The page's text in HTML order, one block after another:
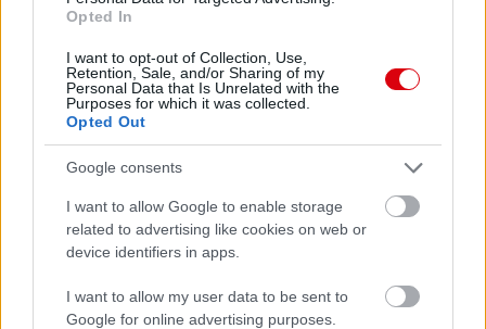
Opted In
I want to opt-out of Collection, Use,
Retention, Sale, and/or Sharing of my
Personal Data that Is Unrelated with the
Purposes for which it was collected.
Opted Out
Google consents
I want to allow Google to enable storage
related to advertising like cookies on web or
device identifiers in apps.
I want to allow my user data to be sent to
Google for online advertising purposes.
Paris Saint-Germain
Manchester United